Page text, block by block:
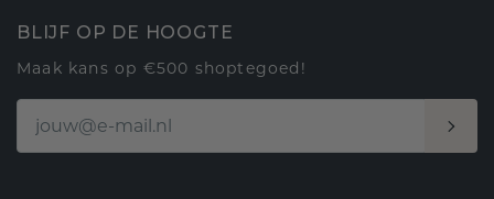
BLIJF OP DE HOOGTE
Maak kans op €500 shoptegoed!